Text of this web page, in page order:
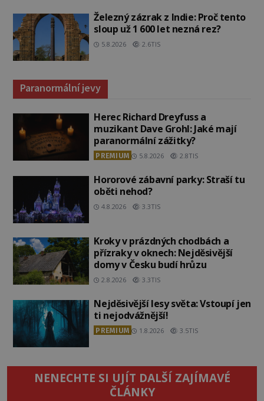
Železný zázrak z Indie: Proč tento
sloup už 1 600 let nezná rez?
5.8.2026 2.6TIS
Paranormální jevy
Herec Richard Dreyfuss a
muzikant Dave Grohl: Jaké mají
paranormální zážitky?
PREMIUM 5.8.2026 2.8TIS
Hororové zábavní parky: Straší tu
oběti nehod?
4.8.2026 3.3TIS
Kroky v prázdných chodbách a
přízraky v oknech: Nejděsivější
domy v Česku budí hrůzu
2.8.2026 3.3TIS
Nejděsivější lesy světa: Vstoupí jen
ti nejodvážnější!
PREMIUM 1.8.2026 3.5TIS
NENECHTE SI UJÍT DALŠÍ ZAJÍMAVÉ
ČLÁNKY